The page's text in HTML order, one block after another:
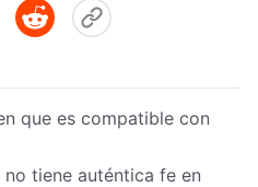
que es compatible con
tiene auténtica fe en